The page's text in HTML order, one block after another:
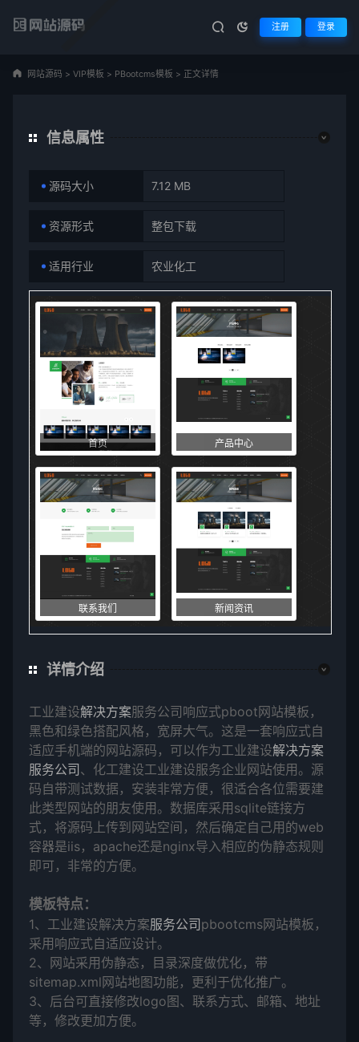
注册 登录
网站源码 > VIP模板 > PBootcms模板 > 正文详情
信息属性
源码大小 7.12 MB
资源形式 整包下载
适用行业 农业化工
首页 产品中心
联系我们 新闻资讯
详情介绍
工业建设解决方案服务公司响应式pboot网站模板，
黑色和绿色搭配风格，宽屏大气。这是一套响应式自
适应手机端的网站源码，可以作为工业建设解决方案
服务公司 、化工建设工业建设服务企业网站使用。源
码自带测试数据，安装非常方便，很适合各位需要建
此类型网站的朋友使用。数据库采用sqlite链接方
式，将源码上传到网站空间，然后确定自己用的web
容器是iis，apache还是nginx导入相应的伪静态规则
即可，非常的方便。
模板特点：
1、工业建设解决方案服务公司 pbootcms网站模板，
采用响应式自适应设计。
2、网站采用伪静态，目录深度做优化，带
sitemap.xml网站地图功能，更利于优化推广。
3、后台可直接修改logo图、联系方式、邮箱、地址
等，修改更加方便。